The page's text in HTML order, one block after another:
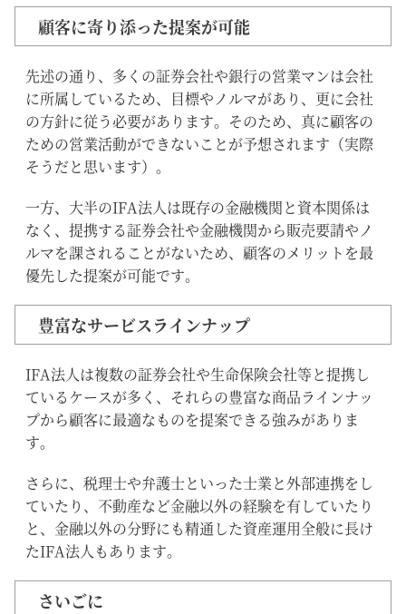
顧客に寄り添った提案が可能
先述の通り、多くの証券会社や銀行の営業マンは会社
に所属しているため、目標やノルマがあり、更に会社
の方針に従う必要があります。そのため、真に顧客の
ための営業活動ができないことが予想されます（実際
そうだと思います）。
一方、大半のIFA法人は既存の金融機関と資本関係は
なく、提携する証券会社や金融機関から販売要請やノ
ルマを課されることがないため、顧客のメリットを最
優先した提案が可能です。
豊富なサービスラインナップ
IFA法人は複数の証券会社や生命保険会社等と提携し
ているケースが多く、それらの豊富な商品ラインナッ
プから顧客に最適なものを提案できる強みがありま
す。
さらに、税理士や弁護士といった士業と外部連携をし
ていたり、不動産など金融以外の経験を有していたり
と、金融以外の分野にも精通した資産運用全般に長け
たIFA法人もあります。
さいごに